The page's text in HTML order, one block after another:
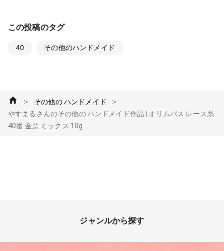
この投稿のタグ
40 その他のハンドメイド
＞ その他の ハンドメイド ＞
やすまるさんのその他の ハンドメイド作品 | オリムパス レース糸
40番 金票 ミックス 10g
ジャンルから探す